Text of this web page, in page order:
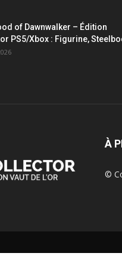
of Dawnwalker – Édition
PS5/Xbox : Figurine,
À
©